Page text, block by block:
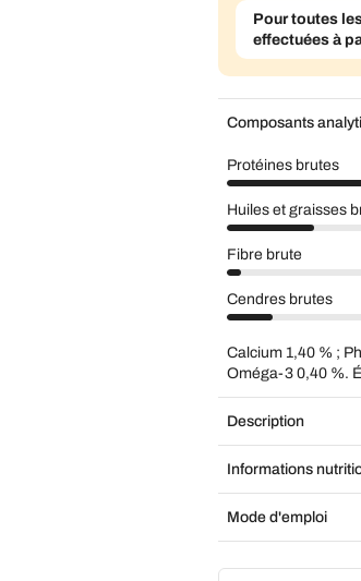
Pour toutes
effectuées à
Composants
Protéines brutes
Huiles et graisses
Fibre brute
Cendres brutes
Calcium 1,40 % ;
Oméga-3 0,40 %.
Description
Informations
Mode d'emploi